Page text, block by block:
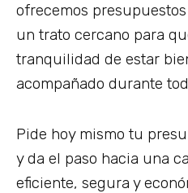
ofrecemos
un trato cercano para
tranquilidad de estar
acompañado durante
Pide hoy mismo tu
y da el paso hacia una
eficiente, segura y